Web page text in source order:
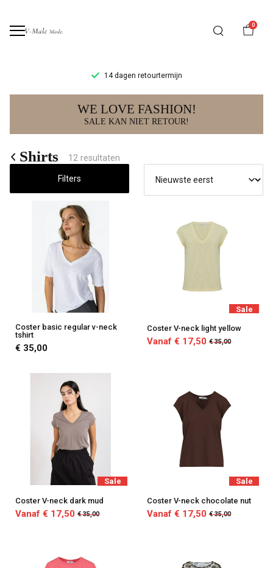
0
14 dagen retourtermijn
Shirts
V-
WE LOVE FASHION!
SALE KAN NIET RETOUR!
Shirts 12 resultaten
Filters
Coster basic regular v-neck
tshirt
€ 35,00
Sale
Coster V-neck light yellow
Vanaf € 17,50 € 35,00
Sale
Coster V-neck dark mud
Vanaf € 17,50 € 35,00
Sale
Coster V-neck chocolate nut
Vanaf € 17,50 € 35,00